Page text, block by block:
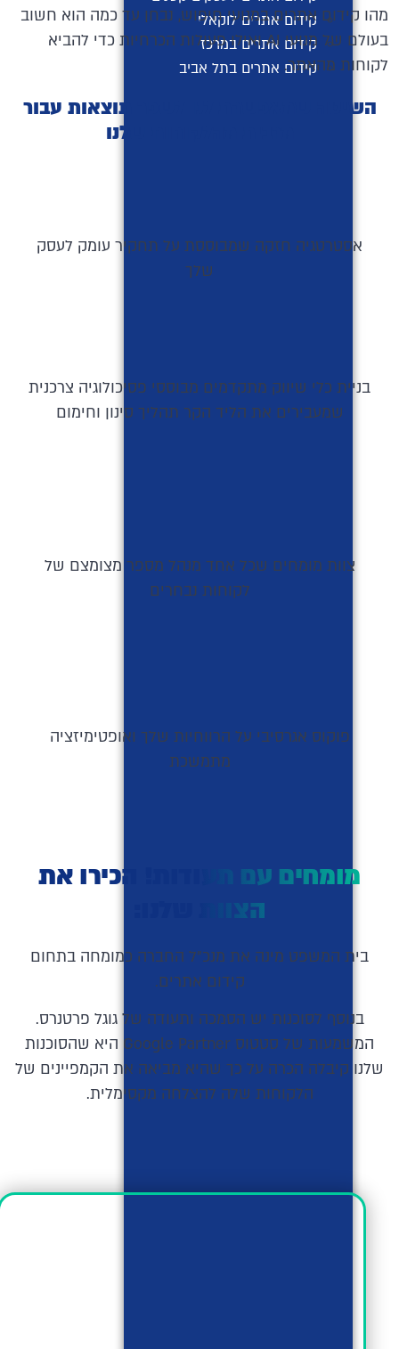
קידום אתרים לוקאלי
קידום אתרים במרכז
קידום אתרים בתל אביב
מהו קידום אתרים במנועי חיפוש, נבחן עד כמה הוא חשוב
בעולם של מנועי AI ואילו פעולות הכרחיות כדי להביא
לקוחות מהאתר.
השיטה שמאפשרת לנו לשפר תוצאות עבור
מרבית מהלקוחות שלנו
אסטרטגיה חזקה שמבוססת על תחקיר עומק לעסק
שלך
בניית כלי שיווק מתקדמים מבוססי פסיכולוגיה צרכנית
שמעבירים את הליד הקר תהליך סינון וחימום
צוות מומחים שכל אחד מנהל מספר מצומצם של
לקוחות נבחרים
פוקוס אגרסיבי על הרווחיות שלך ואופטימיזציה
מתמשכת
מומחים עם תעודות! הכירו את
הצוות שלנו:
בית המשפט מינה את מנכ"ל החברה כמומחה בתחום
קידום אתרים.
בנוסף לסוכנות יש הסמכה ותעודה של גוגל פרטנרס.
המשמעות של סטטוס Google Partner היא שהסוכנות
שלנו קיבלה הכרה על כך שהיא מביאה את הקמפיינים של
הלקוחות שלה להצלחה מקסימלית.